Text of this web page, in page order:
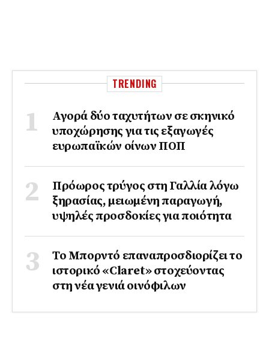
TRENDING
Αγορά δύο ταχυτήτων σε σκηνικό
υποχώρησης για τις εξαγωγές
ευρωπαϊκών οίνων ΠΟΠ
Πρόωρος τρύγος στη Γαλλία λόγω
ξηρασίας, μειωμένη παραγωγή,
υψηλές προσδοκίες για ποιότητα
Το Μπορντό επαναπροσδιορίζει το
ιστορικό «Claret» στοχεύοντας
στη νέα γενιά οινόφιλων